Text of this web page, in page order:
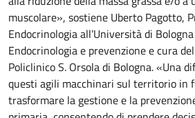
muscolare», sostiene Uberto Pagotto,
Endocrinologia all’Università di
Endocrinologia e prevenzione e cura del
Policlinico S. Orsola di Bologna. «Una
questi agili macchinari sul territorio in
trasformare la gestione e la